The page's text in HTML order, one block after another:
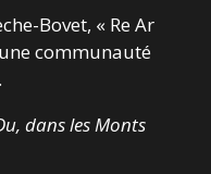
Bovet, « Re Ar
communauté
dans les Monts